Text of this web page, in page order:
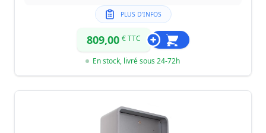
PLUS D'INFOS
809,00 € TTC
En stock, livré sous 24-72h